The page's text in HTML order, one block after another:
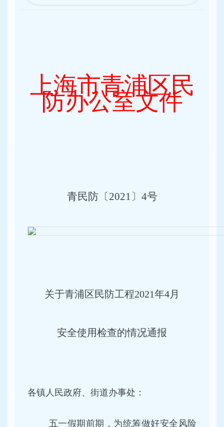
上海市青浦区民
防办公室文件
青民防〔2021〕4号
关于青浦区民防工程2021年4月
安全使用检查的情况通报
各镇人民政府、街道办事处：
五一假期前期，为统筹做好安全风险